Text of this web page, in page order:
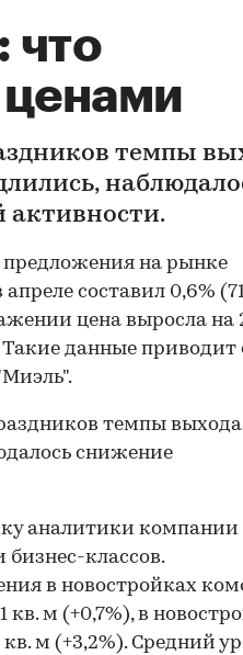
что
ценами
темпы
активности.
на рынке
составил 0,6%
цена выросла на
Такие данные приводит
темпы
снижение
аналитики компании
классов.
в новостройках
кв. м (+0,7%), в
кв. м (+3,2%). Средний